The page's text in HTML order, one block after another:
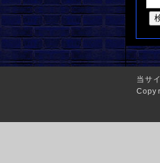
当サ